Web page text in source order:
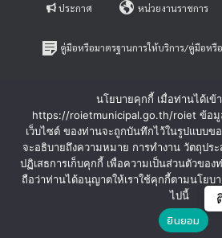
ประกาศ หน่วยงานราชการ
คู่มือหรือมาตรฐานการให้บริการ/คู่มือห
หลักเกณฑ์การบริหารและพัฒน
ร้องเรียนการทุจริตและประพฤติมิชอบ
Hestia | Developed by
นโยบายคุกกี้ เมื่อท่านได้เข้
https://roietmunicipal.go.th/roiet ข้อมู
เว็บไซต์ ของท่านจะถูกบันทึกไว้ในรูปแบบ
จะอธิบายถึงความหมาย การทำงาน วัตถุปร
ปฏิเสธการเก็บคุกกี้ เพื่อความเป็นส่วนตัวของ
ถือว่าท่านได้อนุญาตให้เราใช้คุกกี้ตามนโยบ
ไปนี้
ยินยอม